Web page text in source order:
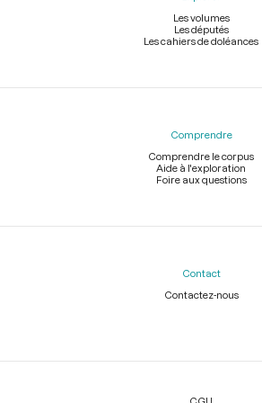
Les volumes
Les députés
Les cahiers de doléances
Comprendre
Comprendre le corpus
Aide à l'exploration
Foire aux questions
Contact
Contactez-nous
Légal